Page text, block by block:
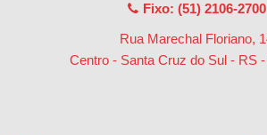
Fixo: (51) 2106-2700
Rua Marechal Floriano,
Centro - Santa Cruz do Sul - RS -